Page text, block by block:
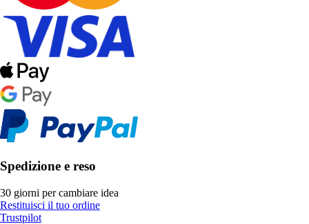
Spedizione e reso
30 giorni per cambiare idea
Restituisci il tuo ordine
Trustpilot